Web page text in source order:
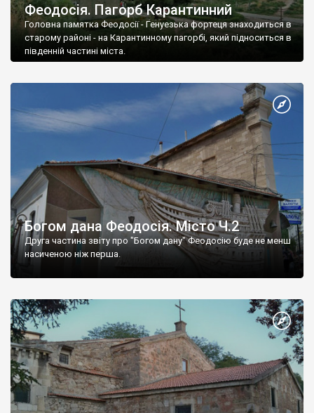
Феодосія. Пагорб Карантинний
Головна памятка Феодосії - Генуезька фортеця знаходиться в
старому районі - на Карантинному пагорбі, який підноситься в
південній частині міста.
Богом дана Феодосія. Місто Ч.2
Друга частина звіту про "Богом дану" Феодосію буде не менш
насиченою ніж перша.